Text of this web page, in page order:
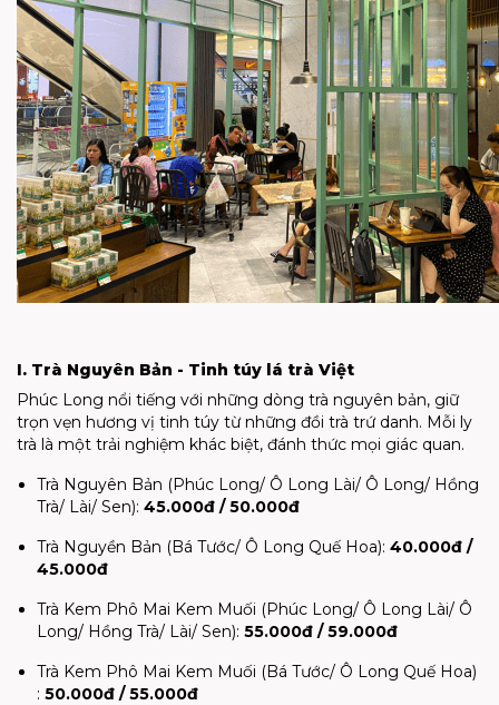
I. Trà Nguyên Bản - Tinh túy lá trà Việt
Phúc Long nổi tiếng với những dòng trà nguyên bản, giữ
trọn vẹn hương vị tinh túy từ những đồi trà trứ danh. Mỗi ly
trà là một trải nghiệm khác biệt, đánh thức mọi giác quan.
Trà Nguyên Bản (Phúc Long/ Ô Long Lài/ Ô Long/ Hồng
Trà/ Lài/ Sen): 45.000đ / 50.000đ
Trà Nguyền Bản (Bá Tước/ Ô Long Quế Hoa): 40.000đ /
45.000đ
Trà Kem Phô Mai Kem Muối (Phúc Long/ Ô Long Lài/ Ô
Long/ Hồng Trà/ Lài/ Sen): 55.000đ / 59.000đ
Trà Kem Phô Mai Kem Muối (Bá Tước/ Ô Long Quế Hoa)
: 50.000đ / 55.000đ